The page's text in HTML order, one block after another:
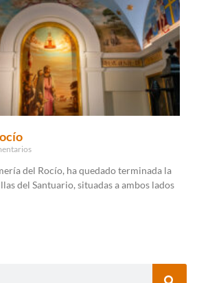
del Rocío, ha quedado terminada la
del Santuario, situadas a ambos lados